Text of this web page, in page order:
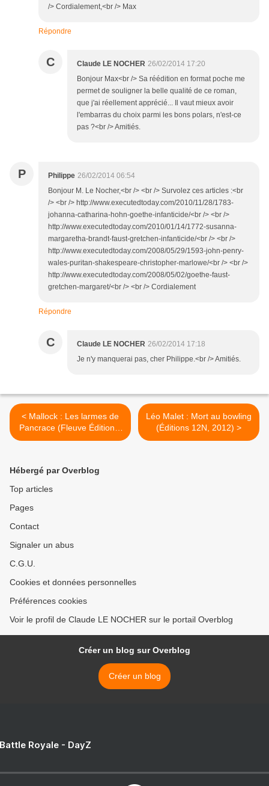
/> Cordialement,<br /> Max
Répondre
C Claude LE NOCHER 26/02/2014 17:20
Bonjour Max<br /> Sa réédition en format poche me
permet de souligner la belle qualité de ce roman,
que j'ai réellement apprécié... Il vaut mieux avoir
l'embarras du choix parmi les bons polars, n'est-ce
pas ?<br /> Amitiés.
P Philippe 26/02/2014 06:54
Bonjour M. Le Nocher,<br /> <br /> Survolez ces articles :<br
/> <br /> http://www.executedtoday.com/2010/11/28/1783-
johanna-catharina-hohn-goethe-infanticide/<br /> <br />
http://www.executedtoday.com/2010/01/14/1772-susanna-
margaretha-brandt-faust-gretchen-infanticide/<br /> <br />
http://www.executedtoday.com/2008/05/29/1593-john-penry-
wales-puritan-shakespeare-christopher-marlowe/<br /> <br />
http://www.executedtoday.com/2008/05/02/goethe-faust-
gretchen-margaret/<br /> <br /> Cordialement
Répondre
C Claude LE NOCHER 26/02/2014 17:18
Je n'y manquerai pas, cher Philippe.<br /> Amitiés.
< Mallock : Les larmes de
Pancrace (Fleuve Éditions,
2014)
Léo Malet : Mort au bowling
(Éditions 12N, 2012) >
Hébergé par Overblog
Top articles
Pages
Contact
Signaler un abus
C.G.U.
Cookies et données personnelles
Préférences cookies
Voir le profil de Claude LE NOCHER sur le portail Overblog
Créer un blog sur Overblog
Créer un blog
Royale - DayZ